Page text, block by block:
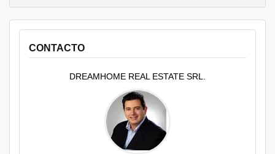
CONTACTO
DREAMHOME REAL ESTATE SRL.